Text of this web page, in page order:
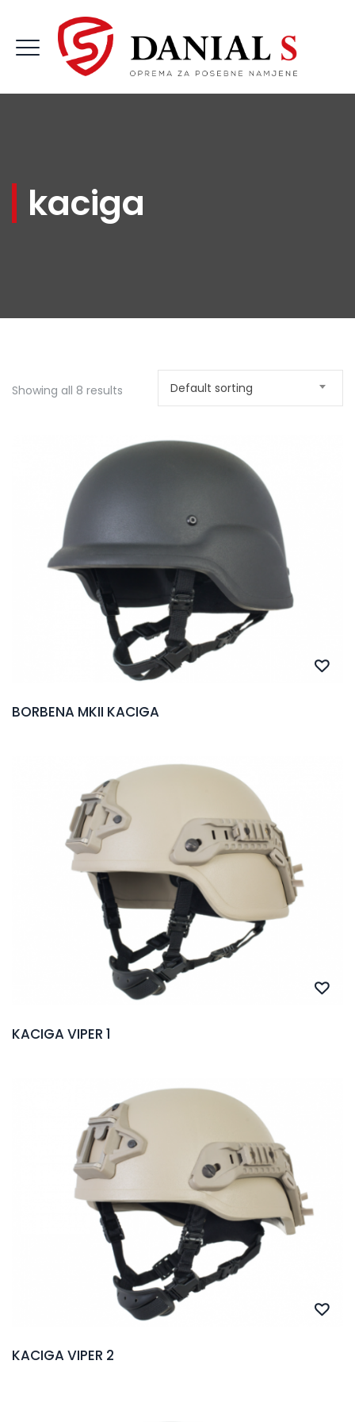
kaciga
Showing all 8 results Default sorting
BORBENA MKII KACIGA
KACIGA VIPER 1
KACIGA VIPER 2